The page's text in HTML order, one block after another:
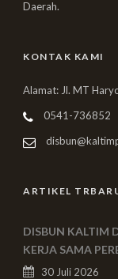
Daerah.
KONTAK KAMI
Alamat: Jl. MT
0541-736852
ARTIKEL
DISBUN KALTIM
KERJA SAMA
30 Juli 2026